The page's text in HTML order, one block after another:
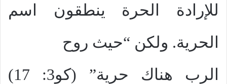
للإرادة الحرة ينطقون اسم
الحرية. ولكن “حيث روح
الرب هناك حرية” (كو3: 17)